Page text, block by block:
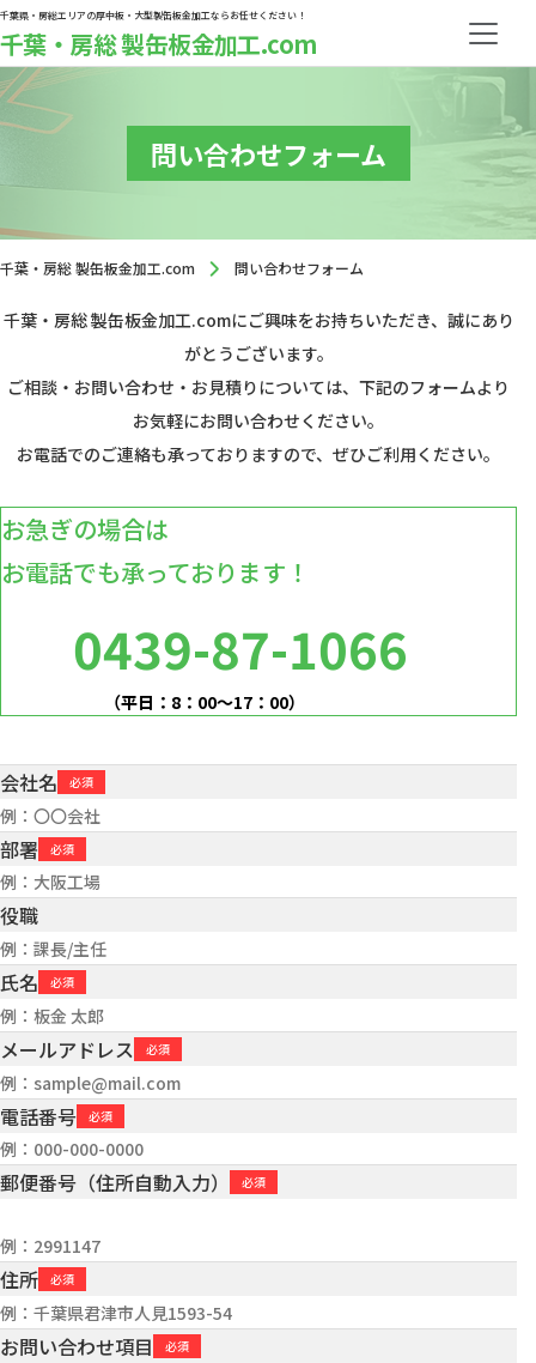
千葉県・房総エリアの厚中板・大型製缶板金加工ならお任せください！
千葉・房総 製缶板金加工.com
問い合わせフォーム
千葉・房総 製缶板金加工.com 問い合わせフォーム
千葉・房総 製缶板金加工.comにご興味をお持ちいただき、誠にあり
がとうございます。
ご相談・お問い合わせ・お見積りについては、下記のフォームより
お気軽にお問い合わせください。
お電話でのご連絡も承っておりますので、ぜひご利用ください。
お急ぎの場合は
お電話でも承っております！
0439-87-1066
（平日：8：00～17：00）
会社名
部署
役職
氏名
メールアドレス
電話番号
郵便番号（住所自動入力）
住所
お問い合わせ項目